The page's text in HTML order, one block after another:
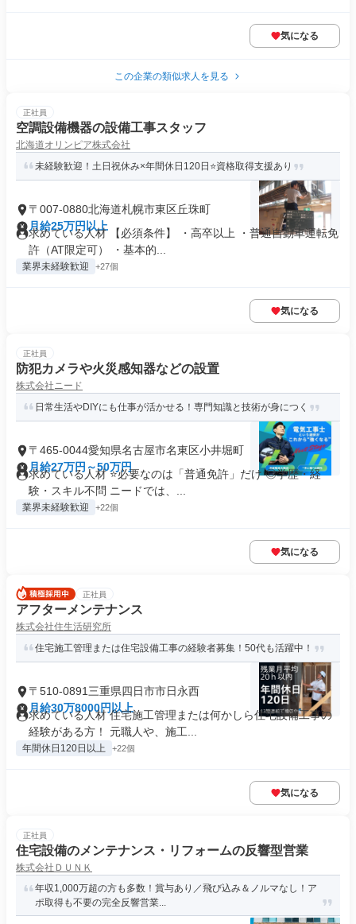
気になる
この企業の類似求人を見る
正社員
空調設備機器の設備工事スタッフ
北海道オリンピア株式会社
未経験歓迎！土日祝休み×年間休日120日⭐️資格取得支援あり
〒007-0880北海道札幌市東区丘珠町
月給25万円以上
求めている人材 【必須条件】 ・高卒以上 ・普通自動車運転免
許（AT限定可） ・基本的...
業界未経験歓迎 +27個
気になる
正社員
防犯カメラや火災感知器などの設置
株式会社ニード
日常生活やDIYにも仕事が活かせる！専門知識と技術が身につく
〒465-0044愛知県名古屋市名東区小井堀町
月給27万円～50万円
求めている人材 ⭐必要なのは「普通免許」だけ ◎学歴・経
験・スキル不問 ニードでは、...
業界未経験歓迎 +22個
気になる
正社員
アフターメンテナンス
株式会社住生活研究所
住宅施工管理または住宅設備工事の経験者募集！50代も活躍中！
〒510-0891三重県四日市市日永西
月給30万8000円以上
求めている人材 住宅施工管理または何かしら住宅設備工事の
経験がある方！ 元職人や、施工...
年間休日120日以上 +22個
気になる
正社員
住宅設備のメンテナンス・リフォームの反響型営業
株式会社ＤＵＮＫ
年収1,000万超の方も多数！賞与あり／飛び込み＆ノルマなし！ア
ポ取得も不要の完全反響営業...